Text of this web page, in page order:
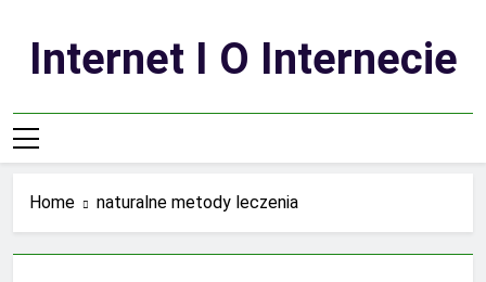
contentInternet I O Internecie
Home naturalne metody leczenia